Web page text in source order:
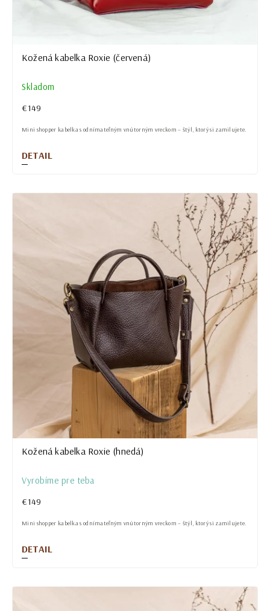
Kožená kabelka Roxie (červená)
Skladom
€149
DETAIL
Mini shopper kabelka s odnímateľným vnútorným vreckom – štýl, ktorý si zamilujete.
Kožená kabelka Roxie (hnedá)
Vyrobíme pre teba
€149
DETAIL
Mini shopper kabelka s odnímateľným vnútorným vreckom – štýl, ktorý si zamilujete.